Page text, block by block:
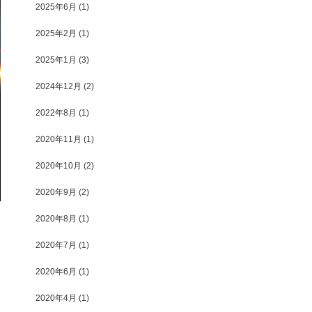
2025年6月 (1)
2025年2月 (1)
2025年1月 (3)
2024年12月 (2)
2022年8月 (1)
2020年11月 (1)
2020年10月 (2)
2020年9月 (2)
2020年8月 (1)
2020年7月 (1)
2020年6月 (1)
2020年4月 (1)